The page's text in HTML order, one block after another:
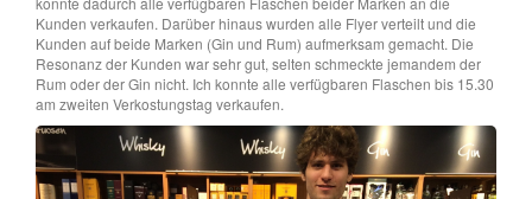
Kunden verkaufen. Darüber hinaus wurden alle Flyer verteilt und die
Kunden auf beide Marken (Gin und Rum) aufmerksam gemacht. Die
Resonanz der Kunden war sehr gut, selten schmeckte jemandem der
Rum oder der Gin nicht. Ich konnte alle verfügbaren Flaschen bis 15.30
am zweiten Verkostungstag verkaufen.